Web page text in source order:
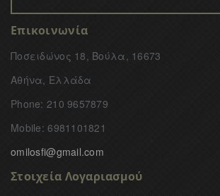
Επικοινωνία
Ποσειδώνος 18, Βούλα, 16673
Αθήνα, Ελλάδα
Phone: 210 9657879
Mobile: 6981101821
omilosfi@gmail.com
Στοιχεία Λογαριασμού